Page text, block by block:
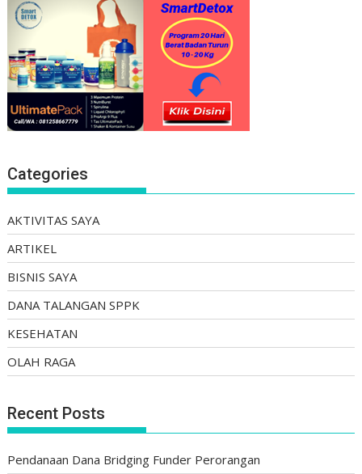
Categories
AKTIVITAS SAYA
ARTIKEL
BISNIS SAYA
DANA TALANGAN SPPK
KESEHATAN
OLAH RAGA
Recent Posts
Pendanaan Dana Bridging Funder Perorangan